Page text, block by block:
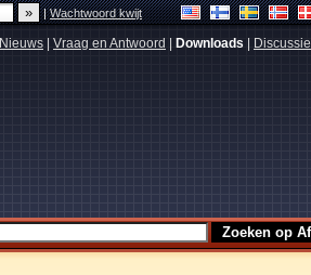
|Wachtwoord kwijt
Nieuws Vraag en Antwoord Downloads Discussie